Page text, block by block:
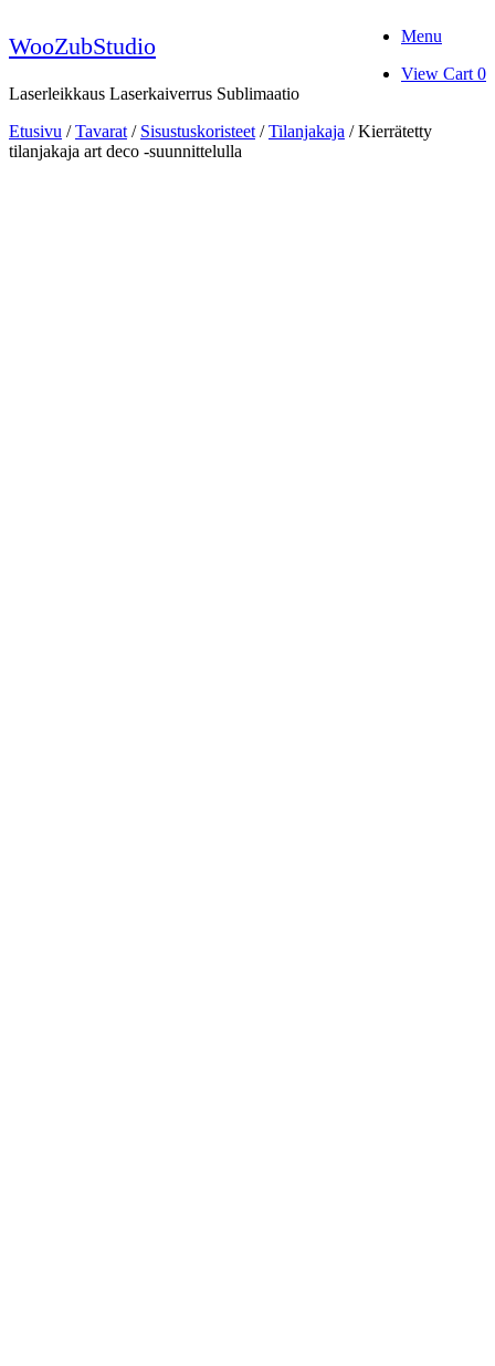
to
content
WooZubStudio
Laserleikkaus Laserkaiverrus Sublimaatio
Menu
View
View Cart 0
Etusivu /Tavarat / Sisustuskoristeet /Tilanjakaja / Kierrätetty
tilanjakaja art deco -suunnittelulla